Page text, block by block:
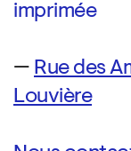
imprimée
— Rue des
Louvière